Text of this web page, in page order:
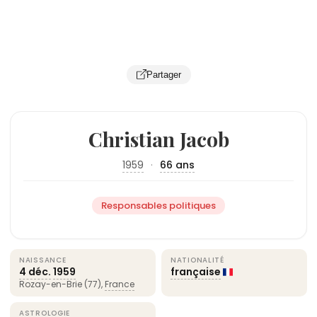
Partager
Christian Jacob
1959 · 66 ans
Responsables politiques
NAISSANCE
4 déc. 1959
Rozay-en-Brie (77), France
NATIONALITÉ
française
ASTROLOGIE